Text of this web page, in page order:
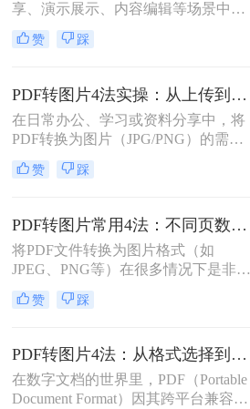
享、演示展示、内容编辑等场景中。
那么pdf如何转图片呢？本文将从不同
平台和用户需求出发，详细介绍多种
赞 踩
PDF转图片4法实操：从上传到下载的完整步骤和参数设置！
在日常办公、学习或资料分享中，将
PDF转换为图片（JPG/PNG）的需求
十分常见。那么pdf怎么转图片呢？本
文将介绍多种实用方法，满足不同场
赞 踩
PDF转图片常用4法：不同页数文档的最优转换路径！
将PDF文件转换为图片格式（如
JPEG、PNG等）在很多情况下是非常
有用的，比如当你需要在网络上分享
文档的一部分内容，或者想要快速查
那么pdf如何转换成图片呢？本文将介
绍几种常用的PDF转图片的方法。
赞 踩
PDF转图片4法：从格式选择到DPI设置的完整操作指南！
在数字文档的世界里，PDF（Portable
Document Format）因其跨平台兼容性